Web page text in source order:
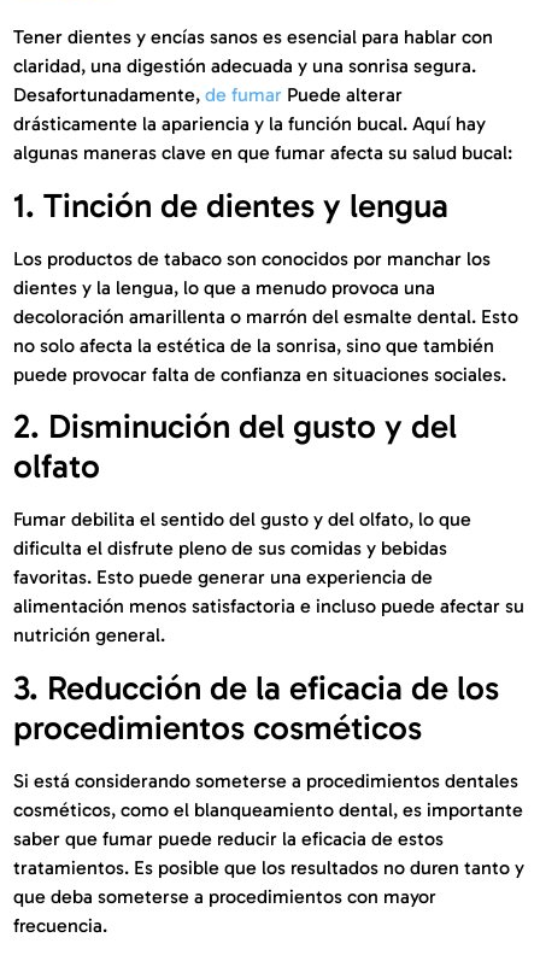
Tener dientes y encías sanos es esencial para hablar con
claridad, una digestión adecuada y una sonrisa segura.
Desafortunadamente,de fumar Puede alterar
drásticamente la apariencia y la función bucal. Aquí hay
algunas maneras clave en que fumar afecta su salud bucal:
1. Tinción de dientes y lengua
Los productos de tabaco son conocidos por manchar los
dientes y la lengua, lo que a menudo provoca una
decoloración amarillenta o marrón del esmalte dental. Esto
no solo afecta la estética de la sonrisa, sino que también
puede provocar falta de confianza en situaciones sociales.
2. Disminución del gusto y del
olfato
Fumar debilita el sentido del gusto y del olfato, lo que
dificulta el disfrute pleno de sus comidas y bebidas
favoritas. Esto puede generar una experiencia de
alimentación menos satisfactoria e incluso puede afectar su
nutrición general.
3. Reducción de la eficacia de los
procedimientos cosméticos
Si está considerando someterse a procedimientos dentales
cosméticos, como el blanqueamiento dental, es importante
saber que fumar puede reducir la eficacia de estos
tratamientos. Es posible que los resultados no duren tanto y
que deba someterse a procedimientos con mayor
frecuencia.